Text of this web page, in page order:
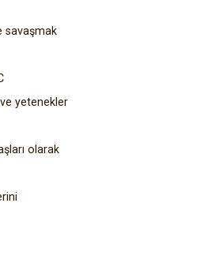
savaşmak
yetenekler
olarak